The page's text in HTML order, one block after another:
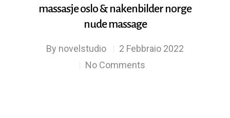
massasje oslo & nakenbilder norge
nude massage
By novelstudio
2 Febbraio 2022
No Comments